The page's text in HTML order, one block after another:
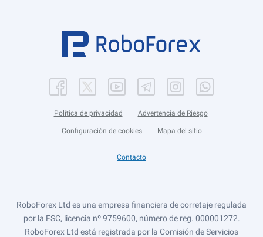
Política de privacidad Advertencia de Riesgo
Configuración de cookies Mapa del sitio
Contacto
RoboForex Ltd es una empresa financiera de corretaje regulada
por la FSC, licencia nº 9759600, número de reg. 000001272.
RoboForex Ltd está registrada por la Comisión de Servicios